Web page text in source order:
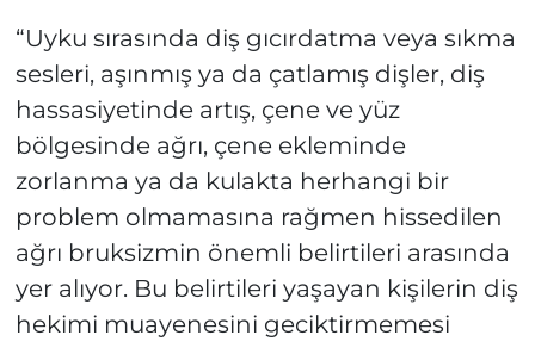
“Uyku sırasında diş gıcırdatma veya sıkma
sesleri, aşınmış ya da çatlamış dişler, diş
hassasiyetinde artış, çene ve yüz
bölgesinde ağrı, çene ekleminde
zorlanma ya da kulakta herhangi bir
problem olmamasına rağmen hissedilen
ağrı bruksizmin önemli belirtileri arasında
yer alıyor. Bu belirtileri yaşayan kişilerin diş
hekimi muayenesini geciktirmemesi